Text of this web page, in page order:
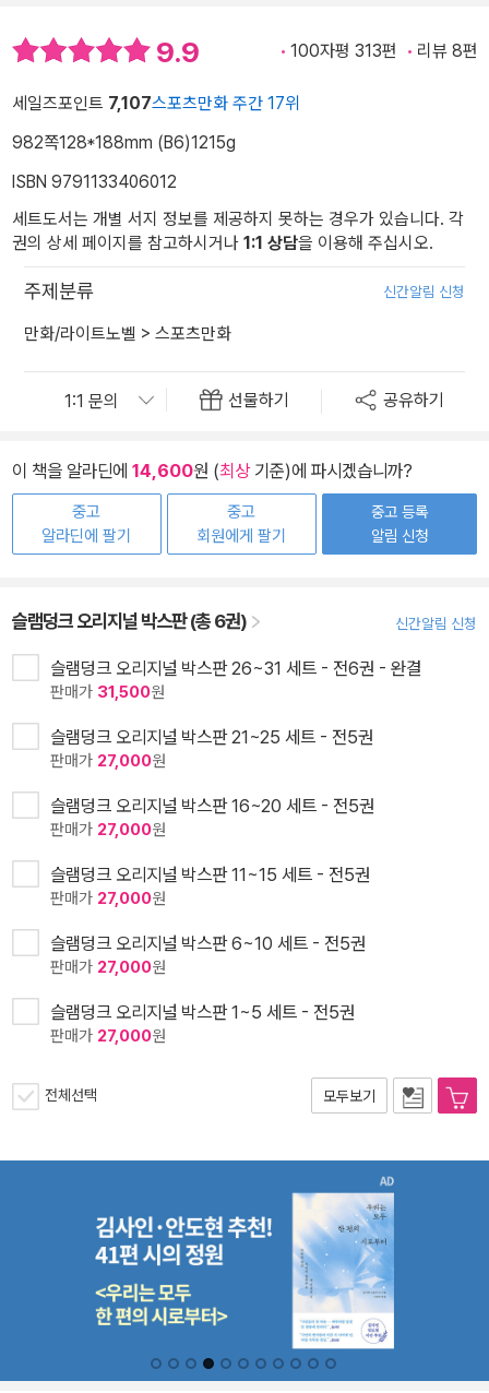
9.9 100자평 313편 리뷰 8편
세일즈포인트 7,107스포츠만화 주간 17위
982쪽128*188mm (B6)1215g
ISBN 9791133406012
세트도서는 개별 서지 정보를 제공하지 못하는 경우가 있습니다. 각
권의 상세 페이지를 참고하시거나 1:1 상담을 이용해 주십시오.
주제분류 신간알림 신청
만화/라이트노벨 > 스포츠만화
선물하기 공유하기
이 책을 알라딘에 14,600원 (최상기준)에 파시겠습니까?
중고
알라딘에 팔기
중고
회원에게 팔기
중고 등록
알림 신청
슬램덩크 오리지널 박스판 (총 6권) 신간알림 신청
슬램덩크 오리지널 박스판 26~31 세트 - 전6권 - 완결
판매가 31,500원
슬램덩크 오리지널 박스판 21~25 세트 - 전5권
판매가 27,000원
슬램덩크 오리지널 박스판 16~20 세트 - 전5권
판매가 27,000원
슬램덩크 오리지널 박스판 11~15 세트 - 전5권
판매가 27,000원
슬램덩크 오리지널 박스판 6~10 세트 - 전5권
판매가 27,000원
슬램덩크 오리지널 박스판 1~5 세트 - 전5권
판매가 27,000원
전체선택 모두보기